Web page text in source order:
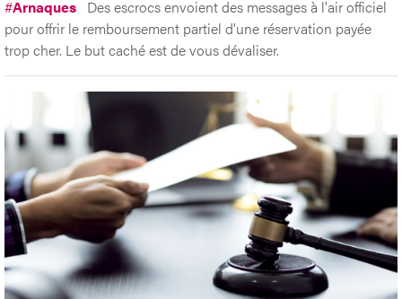
#Arnaques Des escrocs envoient des messages à l'air officiel
pour offrir le remboursement partiel d'une réservation payée
trop cher. Le but caché est de vous dévaliser.